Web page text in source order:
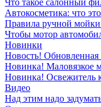
Что такое салонный
Автокосметика: что
Правила ручной
Чтобы мотор
Новинки
Новость! Обновленная
Новинка! Маловязкое
Новинка! Освежитель
Видео
Над этим надо